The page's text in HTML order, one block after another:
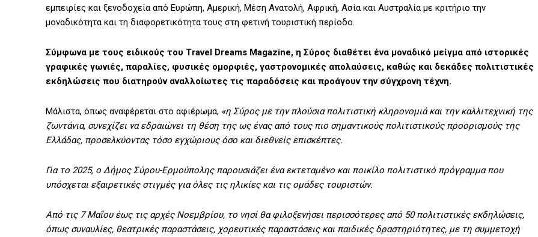
εμπειρίες και ξενοδοχεία από Ευρώπη, Αμερική, Μέση Ανατολή, Αφρική, Ασία και Αυστραλία με κριτήριο την
μοναδικότητα και τη διαφορετικότητα τους στη φετινή τουριστική περίοδο.
Σύμφωνα με τους ειδικούς του Travel Dreams Magazine, η Σύρος διαθέτει ένα μοναδικό μείγμα από ιστορικές
γραφικές γωνιές, παραλίες, φυσικές ομορφιές, γαστρονομικές απολαύσεις, καθώς και δεκάδες πολιτιστικές
εκδηλώσεις που διατηρούν αναλλοίωτες τις παραδόσεις και προάγουν την σύγχρονη τέχνη.
Μάλιστα, όπως αναφέρεται στο αφιέρωμα, «η Σύρος με την πλούσια πολιτιστική κληρονομιά και την καλλιτεχνική της
ζωντάνια, συνεχίζει να εδραιώνει τη θέση της ως ένας από τους πιο σημαντικούς πολιτιστικούς προορισμούς της
Ελλάδας, προσελκύοντας τόσο εγχώριους όσο και διεθνείς επισκέπτες.
Για το 2025, ο Δήμος Σύρου-Ερμούπολης παρουσιάζει ένα εκτεταμένο και ποικίλο πολιτιστικό πρόγραμμα που
υπόσχεται εξαιρετικές στιγμές για όλες τις ηλικίες και τις ομάδες τουριστών.
Από τις 7 Μαΐου έως τις αρχές Νοεμβρίου, το νησί θα φιλοξενήσει περισσότερες από 50 πολιτιστικές εκδηλώσεις,
όπως συναυλίες, θεατρικές παραστάσεις, χορευτικές παραστάσεις και παιδικές δραστηριότητες, με τη συμμετοχή